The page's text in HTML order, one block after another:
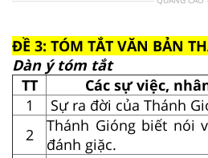
ĐỀ 3: TÓM TẮT VĂN BẢN
Dàn ý tóm tắt
TT
Các sự việc,
1
Sự ra đời của Thánh
2
Thánh Gióng biết nói
đánh giặc.